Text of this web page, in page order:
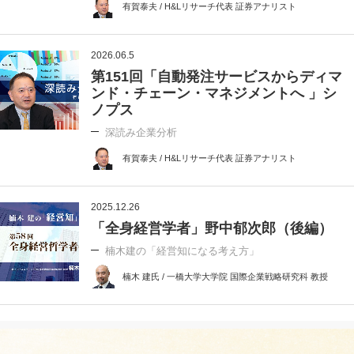
有賀泰夫 / H&Lリサーチ代表 証券アナリスト
2026.06.5
第151回「自動発注サービスからディマ
ンド・チェーン・マネジメントへ 」シ
ノプス
深読み企業分析
有賀泰夫 / H&Lリサーチ代表 証券アナリスト
2025.12.26
「全身経営学者」野中郁次郎（後編）
楠木建の「経営知になる考え方」
楠木 建氏 / 一橋大学大学院 国際企業戦略研究科 教授